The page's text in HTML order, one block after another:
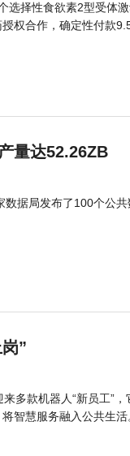
选择性食欲素2型受体
权合作，确定性付款
量达52.26ZB
据局发布了100个公
”
多款机器人“新员工”
智慧服务融入公共生活